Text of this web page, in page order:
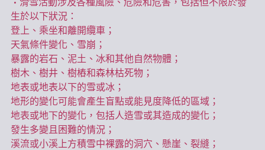
生於以下狀況：
登上、乘坐和離開纜車；
天氣條件變化、雪崩；
暴露的岩石、泥土、冰和其他自然物體；
樹木、樹井、樹樁和森林枯死物；
地表或地表以下的雪或冰；
地形的變化可能會產生盲點或能見度降低的區域；
地表或地下的變化，包括人造雪或其造成的變化；
發生多變且困難的情況；
溪流或小溪上方積雪中裸露的洞穴、懸崖、裂縫；